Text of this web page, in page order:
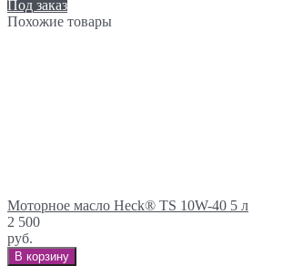
Под заказ
Похожие товары
Моторное масло Heck® TS 10W-40 5 л
2 500
руб.
В корзину